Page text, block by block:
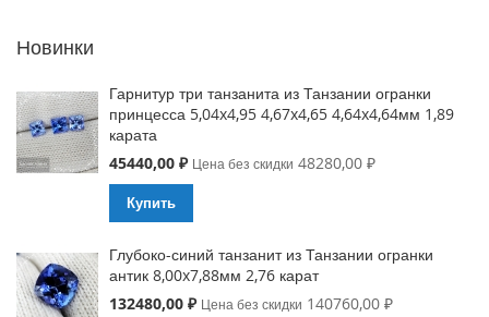
Новинки
Гарнитур три танзанита из Танзании огранки
принцесса 5,04x4,95 4,67x4,65 4,64x4,64мм 1,89
карата
Special
45440,00 ₽ Цена без скидки 48280,00 ₽
Купить
Глубоко-синий танзанит из Танзании огранки
антик 8,00x7,88мм 2,76 карат
Special
132480,00 ₽ Цена без скидки 140760,00 ₽